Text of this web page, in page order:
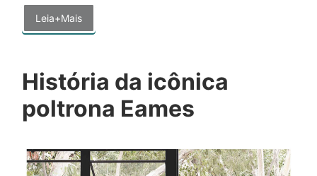
Leia+Mais
História da icônica
poltrona Eames